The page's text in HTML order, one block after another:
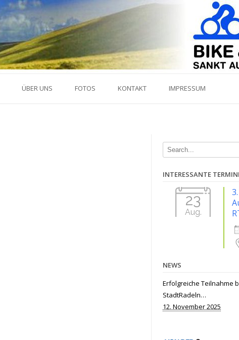
ÜBER UNS FOTOS KONTAKT IMPRESSUM
INTERESSANTE
23
Aug.
NEWS
Erfolgreiche Teilnahme
StadtRadeln…
12. November 2025